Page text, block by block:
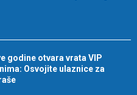
godine otvara vrata VIP
Osvojite ulaznice za